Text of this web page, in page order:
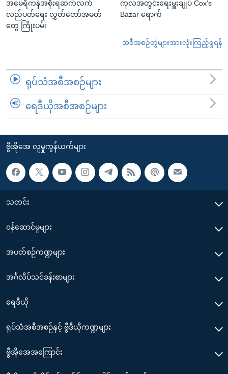
အမေရိကန်အစိုးရဆက်လက်
လည်ပတ်ရေး လွှတ်တော်အမတ်
တွေ ကြိုးပမ်း
ကုလအတွင်းရေးမှူးချုပ် Cox's
Bazar ရောက်
အစီအစဉ်တွဲများအားလုံးကြည့်ရှုရန်
ရုပ်သံအစီအစဉ်များ
ရေဒီယိုအစီအစဉ်များ
ဗွီအိုအေ လူမှုကွန်ယက်များ
သတင်း
၀န်ဆောင်မှုများ
အပတ်စဉ်ကဏ္ဍများ
အင်္ဂလိပ်သင်ခန်းစာများ
ရေဒီယို
ရုပ်သံအစီအစဉ်နှင့် ဗွီဒီယိုကဏ္ဍများ
ဗွီအိုအေအကြောင်း